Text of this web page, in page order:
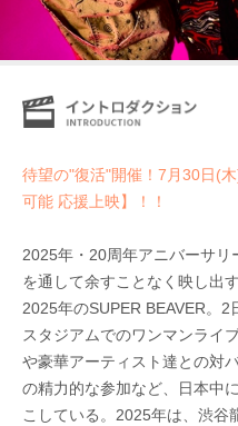
待望の"復活"開催！7月30日(
可能 応援上映】！！
2025年・20周年アニバーサリ
を通して余すことなく映し出
2025年のSUPER BEAVER。
スタジアムでのワンマンライ
や豪華アーティスト達との対
の精力的な参加など、日本中
こしている。2025年は、渋谷